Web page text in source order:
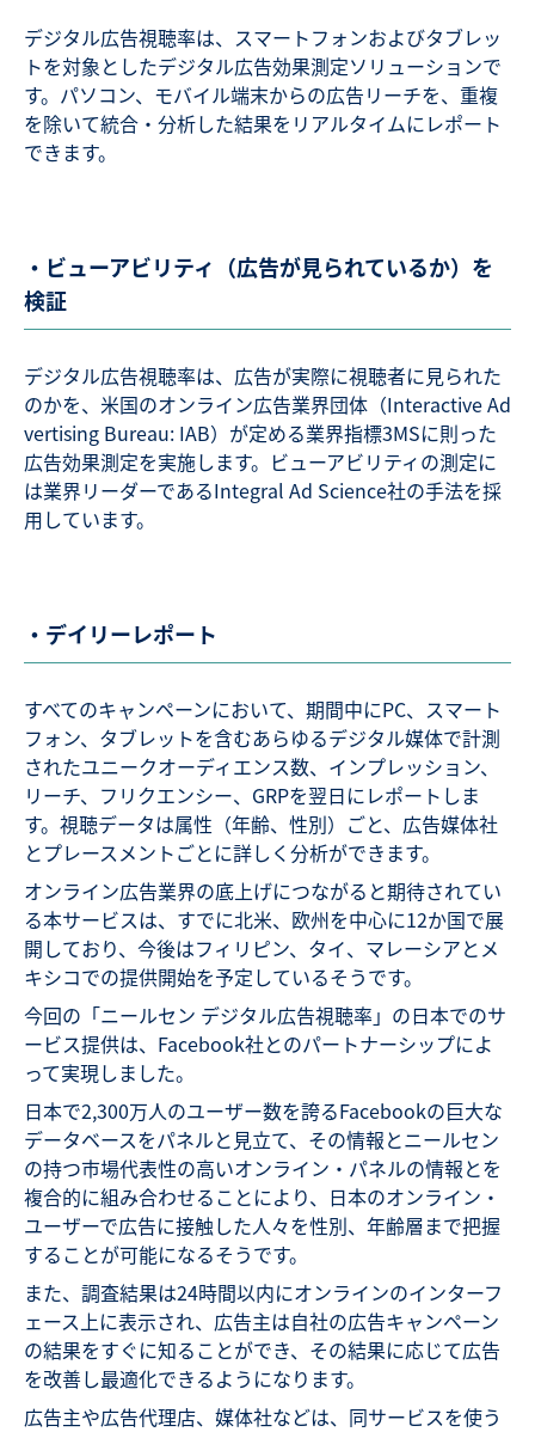
デジタル広告視聴率は、スマートフォンおよびタブレッ
トを対象としたデジタル広告効果測定ソリューションで
す。パソコン、モバイル端末からの広告リーチを、重複
を除いて統合・分析した結果をリアルタイムにレポート
できます。
・ビューアビリティ（広告が見られているか）を
検証
デジタル広告視聴率は、広告が実際に視聴者に見られた
のかを、米国のオンライン広告業界団体（Interactive Ad
vertising Bureau: IAB）が定める業界指標3MSに則った
広告効果測定を実施します。ビューアビリティの測定に
は業界リーダーであるIntegral Ad Science社の手法を採
用しています。
・デイリーレポート
すべてのキャンペーンにおいて、期間中にPC、スマート
フォン、タブレットを含むあらゆるデジタル媒体で計測
されたユニークオーディエンス数、インプレッション、
リーチ、フリクエンシー、GRPを翌日にレポートしま
す。視聴データは属性（年齢、性別）ごと、広告媒体社
とプレースメントごとに詳しく分析ができます。
オンライン広告業界の底上げにつながると期待されてい
る本サービスは、すでに北米、欧州を中心に12か国で展
開しており、今後はフィリピン、タイ、マレーシアとメ
キシコでの提供開始を予定しているそうです。
今回の「ニールセン デジタル広告視聴率」の日本でのサ
ービス提供は、Facebook社とのパートナーシップによ
って実現しました。
日本で2,300万人のユーザー数を誇るFacebookの巨大な
データベースをパネルと見立て、その情報とニールセン
の持つ市場代表性の高いオンライン・パネルの情報とを
複合的に組み合わせることにより、日本のオンライン・
ユーザーで広告に接触した人々を性別、年齢層まで把握
することが可能になるそうです。
また、調査結果は24時間以内にオンラインのインターフ
ェース上に表示され、広告主は自社の広告キャンペーン
の結果をすぐに知ることができ、その結果に応じて広告
を改善し最適化できるようになります。
広告主や広告代理店、媒体社などは、同サービスを使う